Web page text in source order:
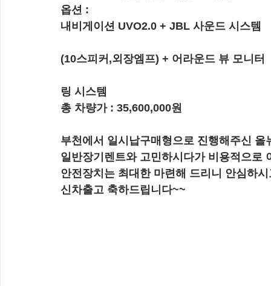
옵션 :
내비게이션 UVO2.0 + JBL 사운드 시스템
(10스피커,외장엠프) + 어라운드 뷰 모니터
링 시스템
총 차량가 : 35,600,000원
부천에서 일시납구매형으로 진행해주신 올
일반장기렌트와 고민하시다가 비용적으로
안전장치는 최대한 마련해 드리니 안심하
신차출고 축하드립니다~~